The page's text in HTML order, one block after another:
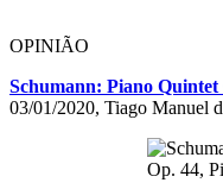
OPINIÃO
Schumann: Piano
03/01/2020, Tiago Manuel